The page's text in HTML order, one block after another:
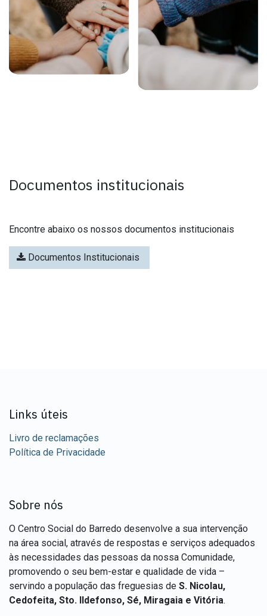
Documentos institucionais
Encontre abaixo os nossos documentos institucionais
Documentos Institucionais
Links úteis
Livro de reclamações
Política de Privacidade
Sobre nós
O Centro Social do Barredo desenvolve a sua intervenção
na área social, através de respostas e serviços adequados
às necessidades das pessoas da nossa Comunidade,
promovendo o seu bem-estar e qualidade de vida –
servindo a população das freguesias de S. Nicolau,
Cedofeita, Sto. Ildefonso, Sé, Miragaia e Vitória.